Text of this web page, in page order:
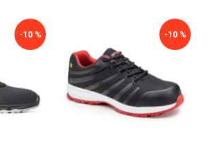
-10 % -10 %